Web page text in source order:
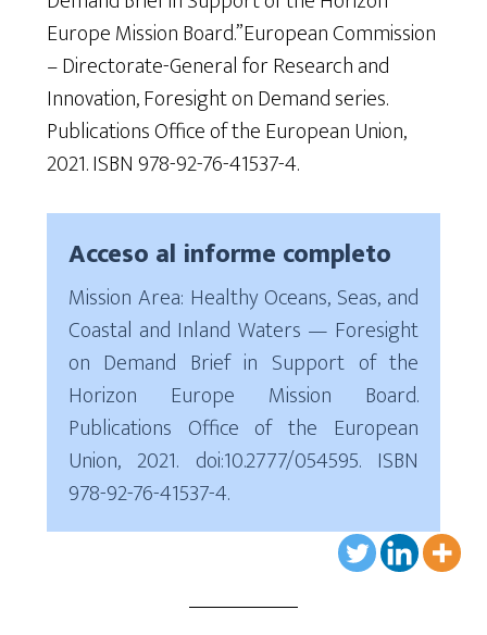
Europe Mission Board.”European Commission
– Directorate-General for Research and
Innovation, Foresight on Demand series.
Publications Office of the European Union,
2021. ISBN 978-92-76-41537-4.
Acceso al informe completo
Mission Area: Healthy Oceans, Seas, and
Coastal and Inland Waters — Foresight
on Demand Brief in Support of the
Horizon Europe Mission Board.
Publications Office of the European
Union, 2021. doi:10.2777/054595. ISBN
978-92-76-41537-4.